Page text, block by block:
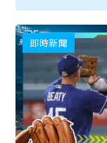
即時新聞